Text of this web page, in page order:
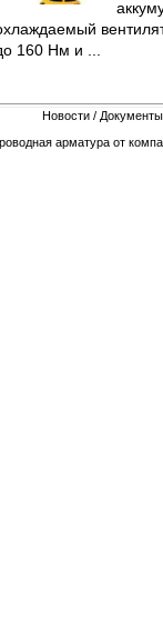
160 Нм и ...
Новости / Документы
арматура от